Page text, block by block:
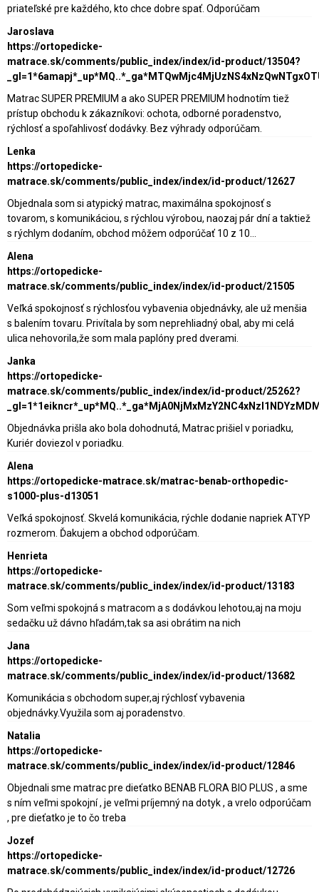
priateľské pre každého, kto chce dobre spať. Odporúčam
Jaroslava
https://ortopedicke-
matrace.sk/comments/public_index/index/id-product/13504?
Matrac SUPER PREMIUM a ako SUPER PREMIUM hodnotím tiež
prístup obchodu k zákazníkovi: ochota, odborné poradenstvo,
rýchlosť a spoľahlivosť dodávky. Bez výhrady odporúčam.
Lenka
https://ortopedicke-
matrace.sk/comments/public_index/index/id-product/12627
Objednala som si atypický matrac, maximálna spokojnosť s
tovarom, s komunikáciou, s rýchlou výrobou, naozaj pár dní a taktiež
s rýchlym dodaním, obchod môžem odporúčať 10 z 10...
Alena
https://ortopedicke-
matrace.sk/comments/public_index/index/id-product/21505
Veľká spokojnosť s rýchlosťou vybavenia objednávky, ale už menšia
s balením tovaru. Privítala by som neprehliadný obal, aby mi celá
ulica nehovorila,že som mala paplóny pred dverami.
Janka
https://ortopedicke-
matrace.sk/comments/public_index/index/id-product/25262?
Objednávka prišla ako bola dohodnutá, Matrac prišiel v poriadku,
Kuriér doviezol v poriadku.
Alena
https://ortopedicke-matrace.sk/matrac-benab-orthopedic-
s1000-plus-d13051
Veľká spokojnosť. Skvelá komunikácia, rýchle dodanie napriek ATYP
rozmerom. Ďakujem a obchod odporúčam.
Henrieta
https://ortopedicke-
matrace.sk/comments/public_index/index/id-product/13183
Som veľmi spokojná s matracom a s dodávkou lehotou,aj na moju
sedačku už dávno hľadám,tak sa asi obrátim na nich
Jana
https://ortopedicke-
matrace.sk/comments/public_index/index/id-product/13682
Komunikácia s obchodom super,aj rýchlosť vybavenia
objednávky.Využila som aj poradenstvo.
Natalia
https://ortopedicke-
matrace.sk/comments/public_index/index/id-product/12846
Objednali sme matrac pre dieťatko BENAB FLORA BIO PLUS , a sme
s ním veľmi spokojní , je veľmi príjemný na dotyk , a vrelo odporúčam
, pre dieťatko je to čo treba
Jozef
https://ortopedicke-
matrace.sk/comments/public_index/index/id-product/12726